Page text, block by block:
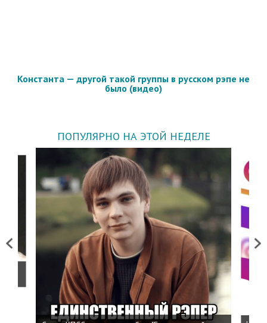
Константа — другой такой группы в русском рэпе не
было (видео)
ПОПУЛЯРНО НА ЭТОЙ НЕДЕЛЕ
Previous Next